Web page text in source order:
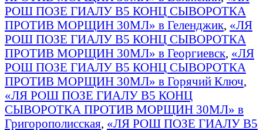
РОШ ПОЗЕ ГИАЛУ B5 КОНЦ СЫВОРОТКА
ПРОТИВ МОРЩИН 30МЛ» в Геленджик, «ЛЯ
РОШ ПОЗЕ ГИАЛУ B5 КОНЦ СЫВОРОТКА
ПРОТИВ МОРЩИН 30МЛ» в Георгиевск, «ЛЯ
РОШ ПОЗЕ ГИАЛУ B5 КОНЦ СЫВОРОТКА
ПРОТИВ МОРЩИН 30МЛ» в Горячий Ключ,
«ЛЯ РОШ ПОЗЕ ГИАЛУ B5 КОНЦ
СЫВОРОТКА ПРОТИВ МОРЩИН 30МЛ» в
Григорополисская, «ЛЯ РОШ ПОЗЕ ГИАЛУ B5